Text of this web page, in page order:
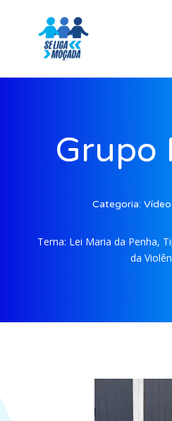
Grupo
Categoria:
Tema: Lei Maria da Penha,
da